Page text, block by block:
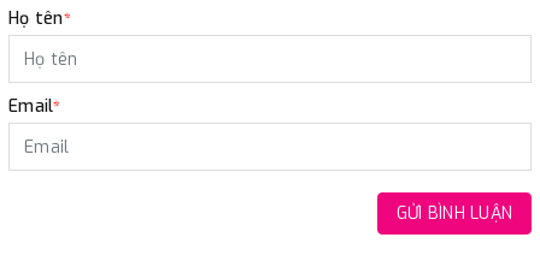
Họ tên*
Email*
GỬI BÌNH LUẬN